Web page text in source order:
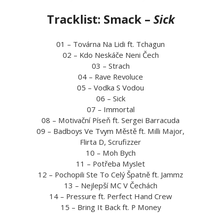
Tracklist: Smack – Sick
01 – Továrna Na Lidi ft. Tchagun
02 – Kdo Neskáče Neni Čech
03 – Strach
04 – Rave Revoluce
05 – Vodka S Vodou
06 – Sick
07 – Immortal
08 – Motivační Píseň ft. Sergei Barracuda
09 – Badboys Ve Tvym Městě ft. Milli Major,
Flirta D, Scrufizzer
10 – Moh Bych
11 – Potřeba Myslet
12 – Pochopili Ste To Celý Špatně ft. Jammz
13 – Nejlepší MC V Čechách
14 – Pressure ft. Perfect Hand Crew
15 – Bring It Back ft. P Money